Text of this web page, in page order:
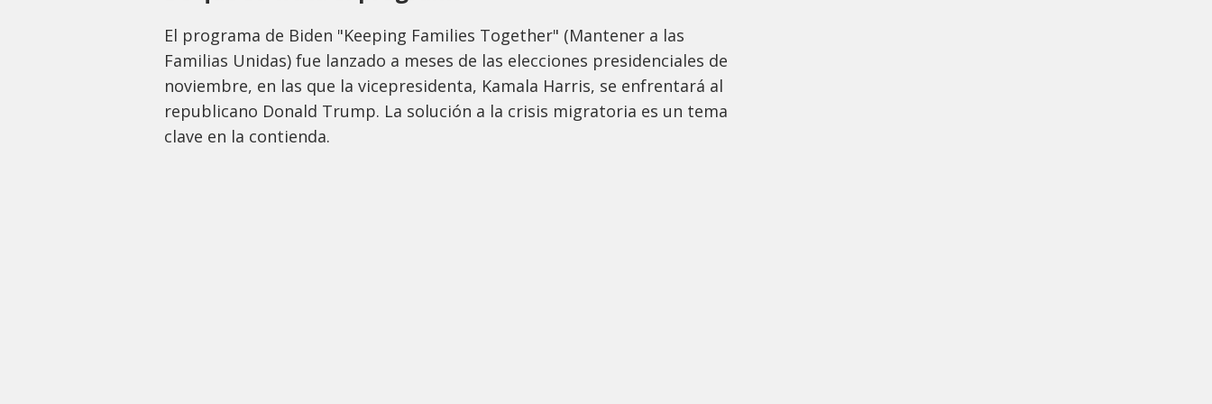
El programa de Biden "Keeping Families Together" (Mantener a las
Familias Unidas) fue lanzado a meses de las elecciones presidenciales de
noviembre, en las que la vicepresidenta, Kamala Harris, se enfrentará al
republicano Donald Trump. La solución a la crisis migratoria es un tema
clave en la contienda.